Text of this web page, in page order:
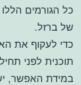
כל הגורמים
של ברזל.
כדי לעקוף את
תוכנית לפני
במידת האפשר,